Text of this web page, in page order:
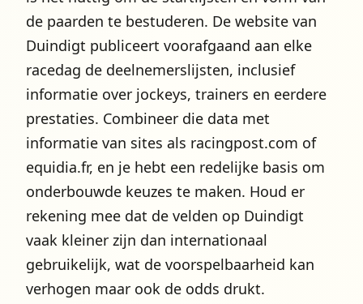
de paarden te bestuderen. De website van
Duindigt publiceert voorafgaand aan elke
racedag de deelnemerslijsten, inclusief
informatie over jockeys, trainers en eerdere
prestaties. Combineer die data met
informatie van sites als racingpost.com of
equidia.fr, en je hebt een redelijke basis om
onderbouwde keuzes te maken. Houd er
rekening mee dat de velden op Duindigt
vaak kleiner zijn dan internationaal
gebruikelijk, wat de voorspelbaarheid kan
verhogen maar ook de odds drukt.